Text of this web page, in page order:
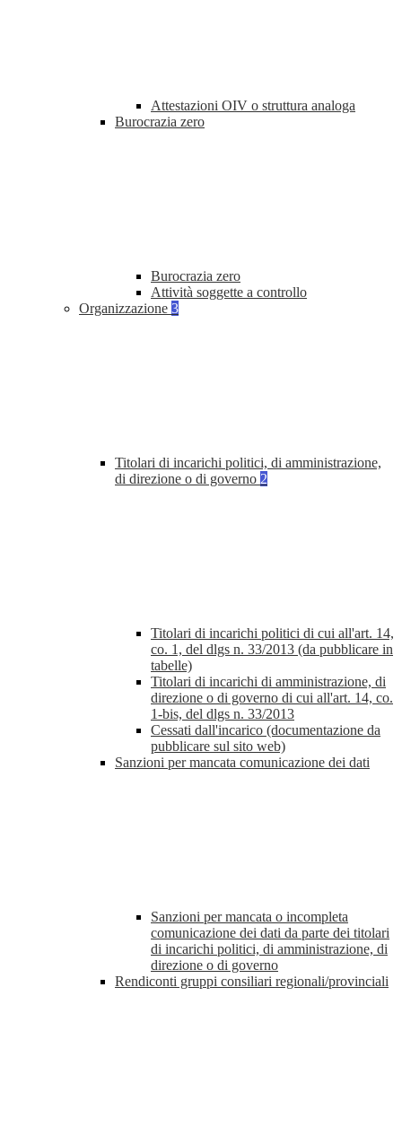
Attestazioni OIV o struttura analoga
Burocrazia zero
Burocrazia zero
Attività soggette a controllo
Organizzazione 3
Titolari di incarichi politici, di amministrazione,
di direzione o di governo 2
Titolari di incarichi politici di cui all'art. 14,
co. 1, del dlgs n. 33/2013 (da pubblicare in
tabelle)
Titolari di incarichi di amministrazione, di
direzione o di governo di cui all'art. 14, co.
1-bis, del dlgs n. 33/2013
Cessati dall'incarico (documentazione da
pubblicare sul sito web)
Sanzioni per mancata comunicazione dei dati
Sanzioni per mancata o incompleta
comunicazione dei dati da parte dei titolari
di incarichi politici, di amministrazione, di
direzione o di governo
Rendiconti gruppi consiliari regionali/provinciali